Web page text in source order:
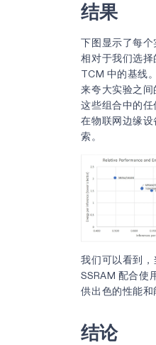
结果
下图显示了每个
相对于我们选
TCM 中的基线
来夸大实验之间
这些组合中的
在物联网边缘
索。
我们可以看到
SSRAM 配合使
供出色的性能和
结论